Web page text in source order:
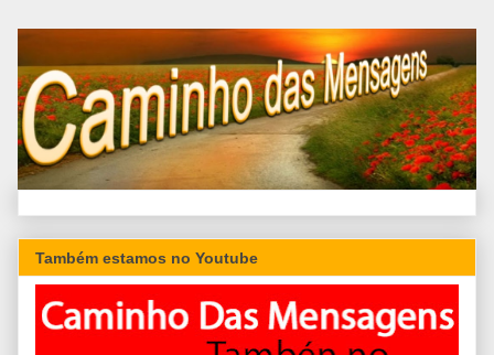
Também estamos no Youtube